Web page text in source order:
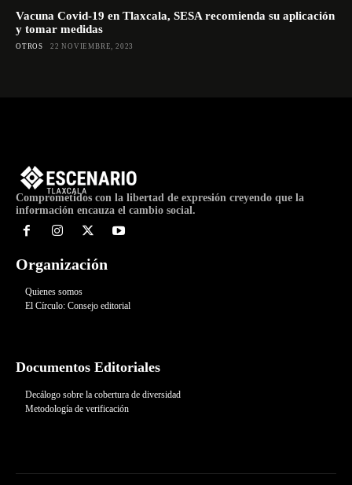
Vacuna Covid-19 en Tlaxcala, SESA recomienda su aplicación
y tomar medidas
OTROS 22 NOVIEMBRE, 2023
Comprometidos con la libertad de expresión creyendo que la
información encauza el cambio social.
Organización
Quienes somos
El Círculo: Consejo editorial
Documentos Editoriales
Decálogo sobre la cobertura de diversidad
Metodología de verificación